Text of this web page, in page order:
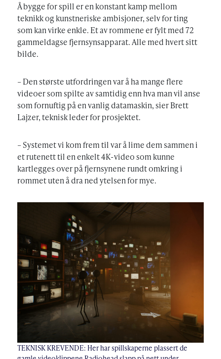
Å bygge for spill er en konstant kamp mellom
teknikk og kunstneriske ambisjoner, selv for ting
som kan virke enkle. Et av rommene er fylt med 72
gammeldagse fjernsynsapparat. Alle med hvert sitt
bilde.
– Den største utfordringen var å ha mange flere
videoer som spilte av samtidig enn hva man vil anse
som fornuftig på en vanlig datamaskin, sier Brett
Lajzer, teknisk leder for prosjektet.
– Systemet vi kom frem til var å lime dem sammen i
et rutenett til en enkelt 4K-video som kunne
kartlegges over på fjernsynene rundt omkring i
rommet uten å dra ned ytelsen for mye.
TEKNISK KREVENDE: Her har spillskaperne plassert de